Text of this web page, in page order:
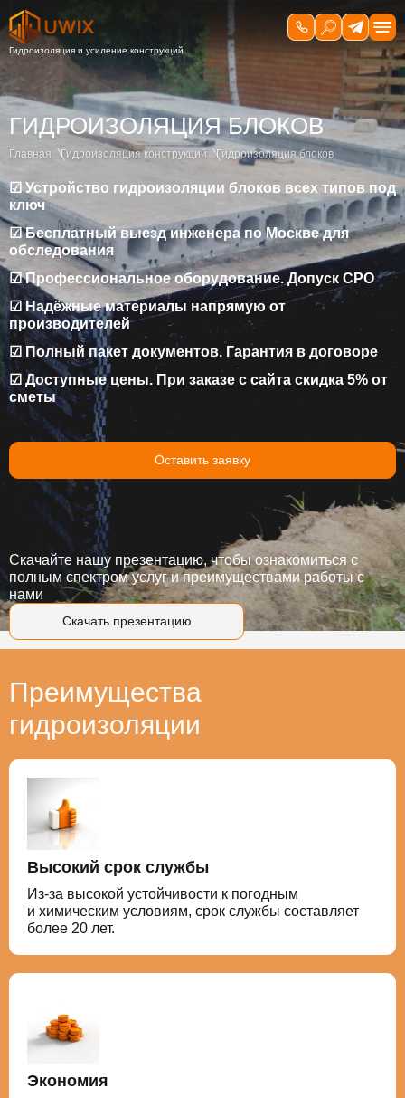
ГИДРОИЗОЛЯЦИЯ БЛОКОВ
Главная Гидроизоляция конструкций Гидроизоляция блоков
☑ Устройство гидроизоляции блоков всех типов под
ключ
☑ Бесплатный выезд инженера по Москве для
обследования
☑ Профессиональное оборудование. Допуск СРО
☑ Надёжные материалы напрямую от
производителей
☑ Полный пакет документов. Гарантия в договоре
☑ Доступные цены. При заказе с сайта скидка 5% от
сметы
Оставить заявку
Скачать презентацию
Скачайте нашу презентацию, чтобы ознакомиться с
полным спектром услуг и преимуществами работы с
нами
Преимущества
гидроизоляции
Высокий срок службы
Из-за высокой устойчивости к погодным
и химическим условиям, срок службы составляет
более 20 лет.
Экономия